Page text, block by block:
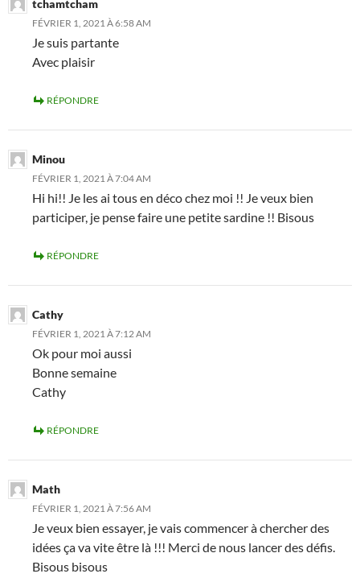
tchamtcham
FÉVRIER 1, 2021 À 6:58 AM
Je suis partante
Avec plaisir
RÉPONDRE
Minou
FÉVRIER 1, 2021 À 7:04 AM
Hi hi!! Je les ai tous en déco chez moi !! Je veux bien
participer, je pense faire une petite sardine !! Bisous
RÉPONDRE
Cathy
FÉVRIER 1, 2021 À 7:12 AM
Ok pour moi aussi
Bonne semaine
Cathy
RÉPONDRE
Math
FÉVRIER 1, 2021 À 7:56 AM
Je veux bien essayer, je vais commencer à chercher des
idées ça va vite être là !!! Merci de nous lancer des défis.
Bisous bisous